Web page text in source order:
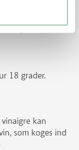
varme og
grøntsagerne.
groftskåret
18 grader.
kan
som koges ind